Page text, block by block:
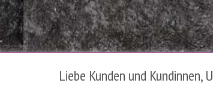
Liebe Kunden und Kundinnen,